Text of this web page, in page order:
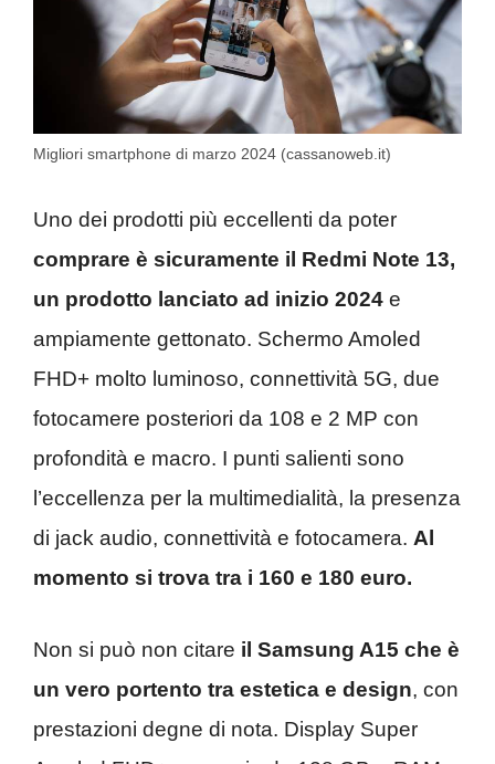
Migliori smartphone di marzo 2024 (cassanoweb.it)
Uno dei prodotti più eccellenti da poter
comprare è sicuramente il Redmi Note 13,
un prodotto lanciato ad inizio 2024 e
ampiamente gettonato. Schermo Amoled
FHD+ molto luminoso, connettività 5G, due
fotocamere posteriori da 108 e 2 MP con
profondità e macro. I punti salienti sono
l’eccellenza per la multimedialità, la presenza
di jack audio, connettività e fotocamera. Al
momento si trova tra i 160 e 180 euro.
Non si può non citare il Samsung A15 che è
un vero portento tra estetica e design, con
prestazioni degne di nota. Display Super